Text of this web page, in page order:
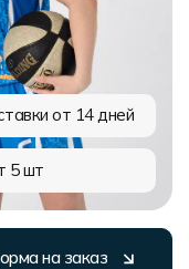
на заказ
от 14 дней
5 шт